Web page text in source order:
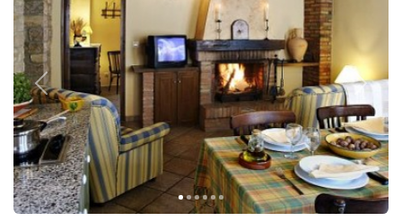
Anterior